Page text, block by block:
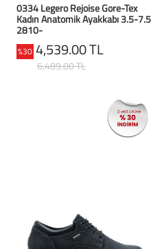
0334 Legero Rejoise Gore-Tex
Kadın Anatomik Ayakkabı 3.5-7.5
2810-
OSSIDO(GRAU)/NAPPA/
%30 4,539.00 TL
6,489.00 TL